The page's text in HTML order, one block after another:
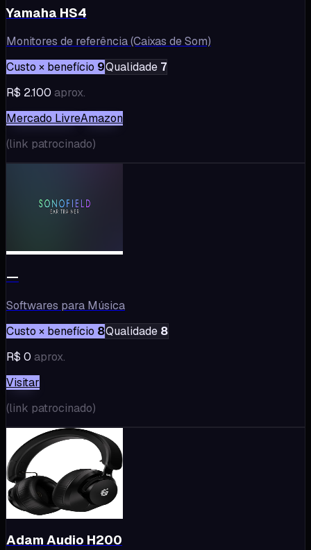
Yamaha HS4
Monitores de referência (Caixas de Som)
Custo × benefício 9Qualidade 7
R$ 2.100 aprox.
Mercado LivreAmazon
(link patrocinado)
—
Softwares para Música
Custo × benefício 8Qualidade 8
R$ 0 aprox.
Visitar
(link patrocinado)
Adam Audio H200